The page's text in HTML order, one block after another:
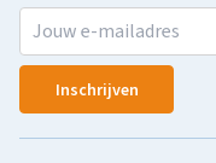
Inschrijven